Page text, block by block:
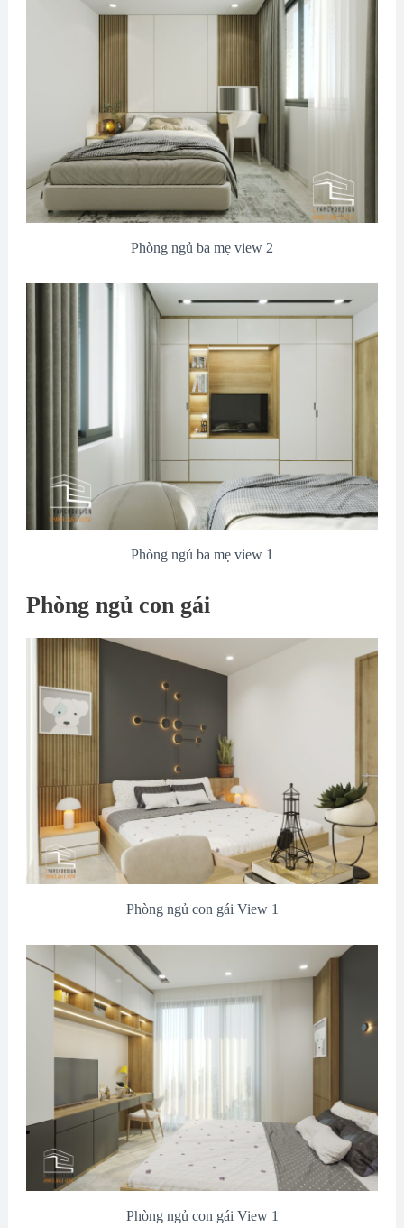
Phòng ngủ ba mẹ view 2
Phòng ngủ ba mẹ view 1
Phòng ngủ con gái
Phòng ngủ con gái View 1
Phòng ngủ con gái View 1